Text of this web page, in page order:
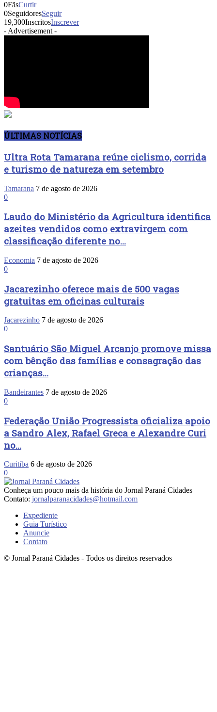
0FãsCurtir
0SeguidoresSeguir
19,300InscritosInscrever
- Advertisement -
ÚLTIMAS NOTÍCIAS
Ultra Rota Tamarana reúne ciclismo, corrida
e turismo de natureza em setembro
Tamarana 7 de agosto de 2026
0
Laudo do Ministério da Agricultura identifica
azeites vendidos como extravirgem com
classificação diferente no...
Economia 7 de agosto de 2026
0
Jacarezinho oferece mais de 500 vagas
gratuitas em oficinas culturais
Jacarezinho 7 de agosto de 2026
0
Santuário São Miguel Arcanjo promove missa
com bênção das famílias e consagração das
crianças...
Bandeirantes 7 de agosto de 2026
0
Federação União Progressista oficializa apoio
a Sandro Alex, Rafael Greca e Alexandre Curi
no...
Curitiba 6 de agosto de 2026
0
Conheça um pouco mais da história do Jornal Paraná Cidades
Contato: jornalparanacidades@hotmail.com
Expediente
Guia Turístico
Anuncie
Contato
© Jornal Paraná Cidades - Todos os direitos reservados